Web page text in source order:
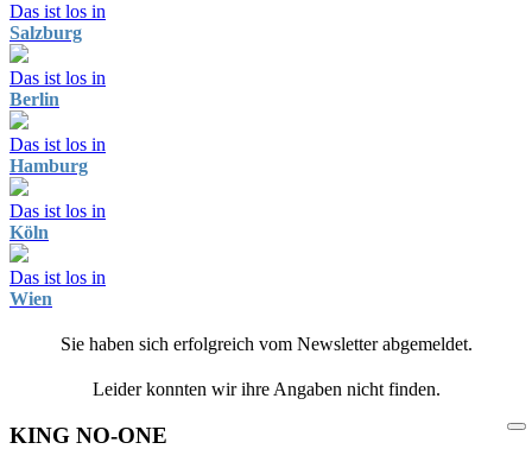
Das ist los in
Salzburg
Das ist los in
Berlin
Das ist los in
Hamburg
Das ist los in
Köln
Das ist los in
Wien
Sie haben sich erfolgreich vom Newsletter abgemeldet.
Leider konnten wir ihre Angaben nicht finden.
KING NO-ONE